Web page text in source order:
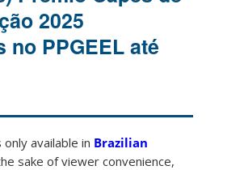
2025
no PPGEEL até
available in Brazilian
sake of viewer convenience,